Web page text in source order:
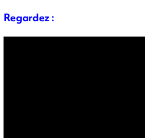
Regardez :